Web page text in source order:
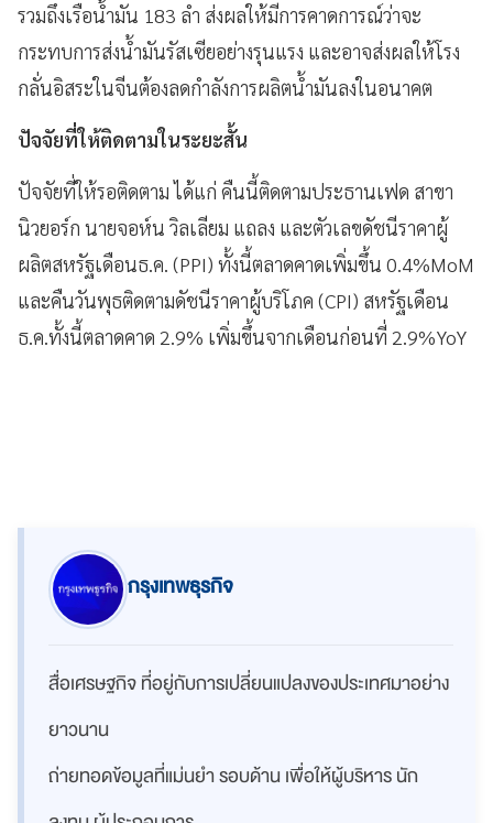
รวมถึงเรือน้ำมัน 183 ลำ ส่งผลให้มีการคาดการณ์ว่าจะ
กระทบการส่งน้ำมันรัสเซียอย่างรุนแรง และอาจส่งผลให้โรง
กลั่นอิสระในจีนต้องลดกำลังการผลิตน้ำมันลงในอนาคต
ปัจจัยที่ให้ติดตามในระยะสั้น
ปัจจัยที่ให้รอติดตาม ได้แก่ คืนนี้ติดตามประธานเฟด สาขา
นิวยอร์ก นายจอห์น วิลเลียม แถลง และตัวเลขดัชนีราคาผู้
ผลิตสหรัฐเดือนธ.ค. (PPI) ทั้งนี้ตลาดคาดเพิ่มขึ้น 0.4%MoM
และคืนวันพุธติดตามดัชนีราคาผู้บริโภค (CPI) สหรัฐเดือน
ธ.ค.ทั้งนี้ตลาดคาด 2.9% เพิ่มขึ้นจากเดือนก่อนที่ 2.9%YoY
กรุงเทพธุรกิจ
สื่อเศรษฐกิจ ที่อยู่กับการเปลี่ยนแปลงของประเทศมาอย่าง
ยาวนาน
ถ่ายทอดข้อมูลที่แม่นยำ รอบด้าน เพื่อให้ผู้บริหาร นัก